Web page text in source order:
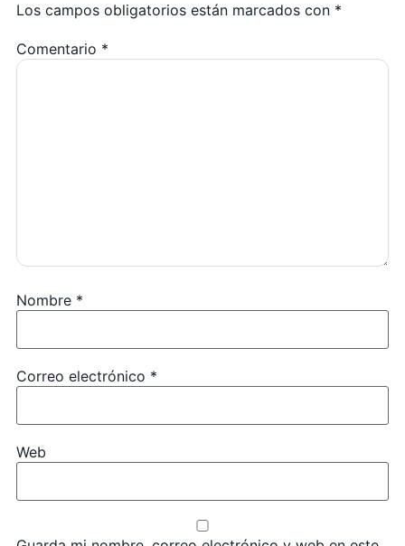
Los campos obligatorios están marcados con *
Comentario *
Nombre *
Correo electrónico *
Web